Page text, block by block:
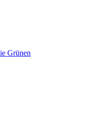
Grünen